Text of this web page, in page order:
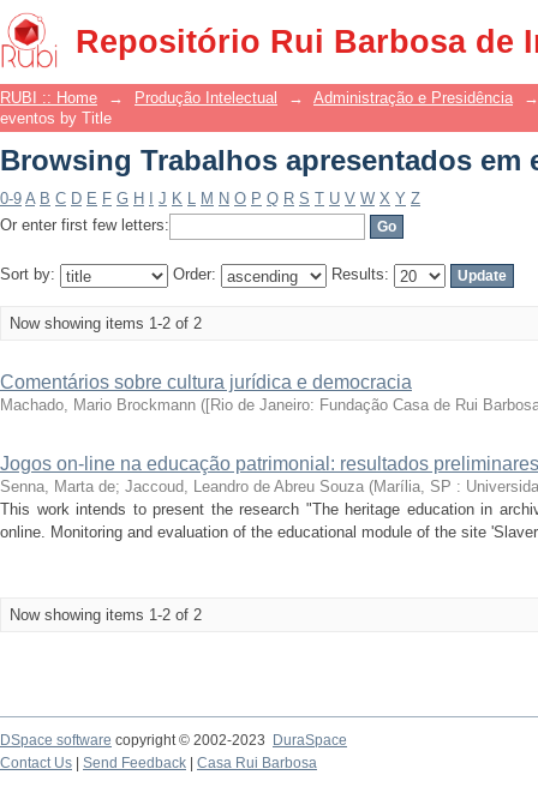
Repositório Rui Barbosa de
Browsing Trabalhos apresentados em
RUBI :: Home → Produção Intelectual → Administração e Presidência
→
eventos by Title
Browsing Trabalhos apresentados em
0-9 A B C D E F G H J K L M N O P Q R S T U V W X Y Z
Or enter first few letters:
Sort by: Order: Results:
Now showing items 1-2 of 2
Comentários sobre cultura jurídica e democracia
Machado, Mario Brockmann ([Rio de Janeiro: Fundação Casa de Rui
Jogos on-line na educação patrimonial: resultados preliminares
Senna, Marta de; Jaccoud, Leandro de Abreu Souza (Marília, SP :
This work intends to present the research "The heritage education in
online. Monitoring and evaluation of the educational module of the site
Now showing items 1-2 of 2
DSpace software copyright © 2002-2023
DuraSpace
Contact Us
Send Feedback Casa Rui Barbosa